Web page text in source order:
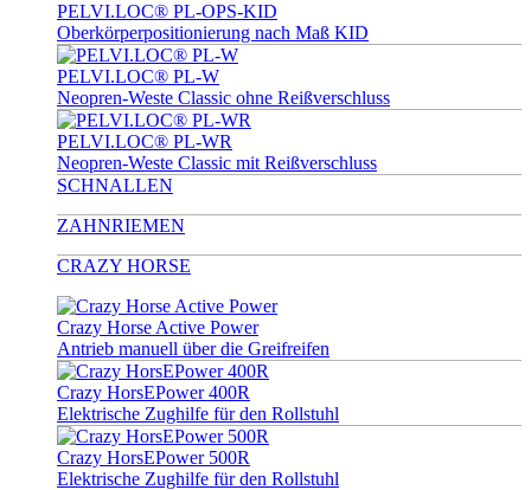
PELVI.LOC® PL-OPS-KID
Oberkörperpositionierung nach Maß KID
PELVI.LOC® PL-W
Neopren-Weste Classic ohne Reißverschluss
PELVI.LOC® PL-WR
Neopren-Weste Classic mit Reißverschluss
SCHNALLEN
ZAHNRIEMEN
CRAZY HORSE
Crazy Horse Active Power
Antrieb manuell über die Greifreifen
Crazy HorsEPower 400R
Elektrische Zughilfe für den Rollstuhl
Crazy HorsEPower 500R
Elektrische Zughilfe für den Rollstuhl